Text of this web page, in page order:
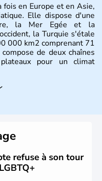
en Europe et en Asie,
Elle dispose d'une
la Mer Egée et la
la Turquie s'étale
000 km2 comprenant 71
de deux chaînes
pour un climat
fondations de l'Empire
l'Anatolie et la Thrace
est proclamée
alors Istanbul au
refuse à son tour